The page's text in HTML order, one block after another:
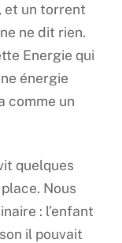
et un torrent
ne dit rien.
Energie qui
énergie
comme un
quelques
Nous
: l’enfant
il pouvait